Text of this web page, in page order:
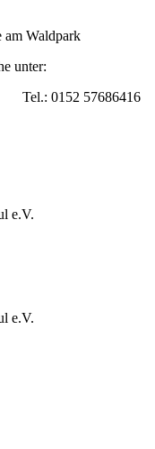
am Waldpark
unter:
Tel.: 0152 57686416
e.V.
e.V.